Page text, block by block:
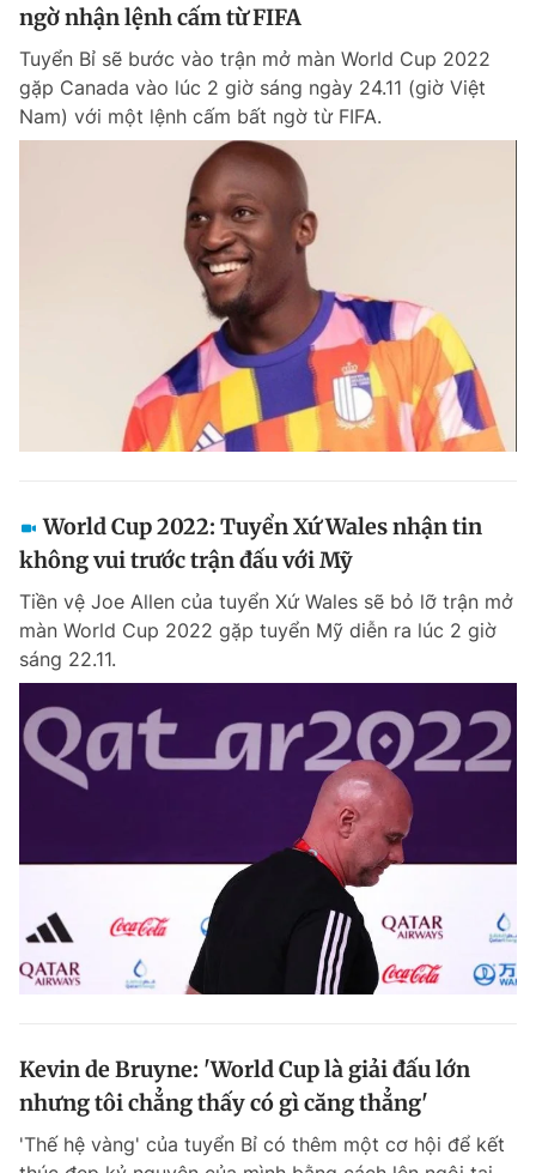
ngờ nhận lệnh cấm từ FIFA
Tuyển Bỉ sẽ bước vào trận mở màn World Cup 2022
gặp Canada vào lúc 2 giờ sáng ngày 24.11 (giờ Việt
Nam) với một lệnh cấm bất ngờ từ FIFA.
World Cup 2022: Tuyển Xứ Wales nhận tin
không vui trước trận đấu với Mỹ
Tiền vệ Joe Allen của tuyển Xứ Wales sẽ bỏ lỡ trận mở
màn World Cup 2022 gặp tuyển Mỹ diễn ra lúc 2 giờ
sáng 22.11.
Kevin de Bruyne: 'World Cup là giải đấu lớn
nhưng tôi chẳng thấy có gì căng thẳng'
'Thế hệ vàng' của tuyển Bỉ có thêm một cơ hội để kết